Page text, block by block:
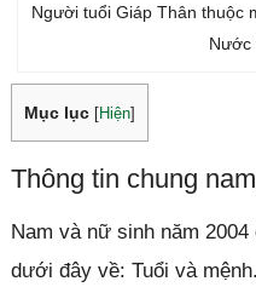
Người tuổi Giáp Thân thuộc
Nước
Mục lục [Hiện]
Thông tin chung
Nam và nữ sinh năm
dưới đây về: Tuổi và